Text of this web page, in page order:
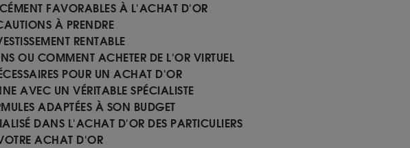
FAVORABLES À L'ACHAT D'OR
À PRENDRE
RENTABLE
OU COMMENT ACHETER DE L'OR VIRTUEL
POUR UN ACHAT D'OR
AVEC UN VÉRITABLE SPÉCIALISTE
ADAPTÉES À SON BUDGET
DANS L'ACHAT D'OR DES PARTICULIERS
ACHAT D'OR